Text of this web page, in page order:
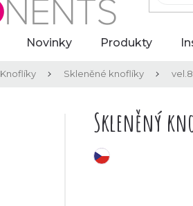
Novinky Produkty
Knoflíky Skleněné knoflíky
Skleněný